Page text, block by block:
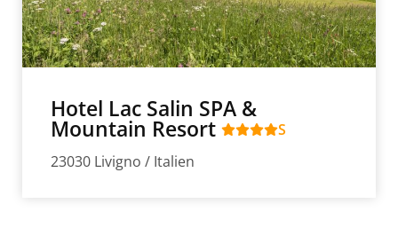
Hotel Lac Salin SPA &
Mountain Resort
S
23030 Livigno / Italien